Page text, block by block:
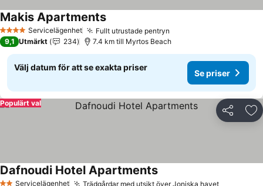
4 StjärnorServicelägenhet Fullt utrustade pentryn
Makis ApartmentsSe priser
9,1 Utmärkt 234 7.4 km till Myrtos Beach
Välj datum för att se exakta priser
Se priser
Dela
Populärt val
Servicelägenhet Trädgårdar med utsikt över Joniska havet
Dafnoudi Hotel ApartmentsSe priser